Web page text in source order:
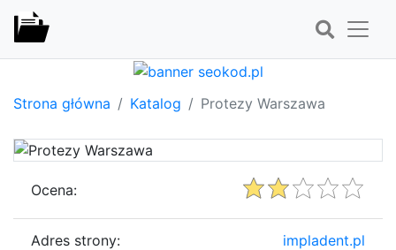
Strona główna Katalog Protezy Warszawa
Ocena:
Adres strony: impladent.pl